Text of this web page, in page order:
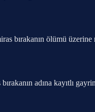
bırakanın ölümü
adına kayıtlı